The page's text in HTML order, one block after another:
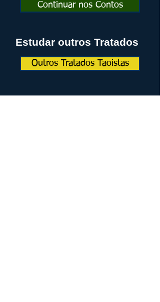
Continuar nos Contos
Estudar outros Tratados
Outros Tratados Taoistas